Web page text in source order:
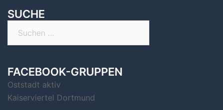
SUCHE
FACEBOOK-GRUPPEN
Oststadt aktiv
Kaiserviertel Dortmund